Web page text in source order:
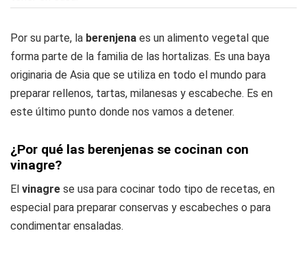
Por su parte, la berenjena es un alimento vegetal que
forma parte de la familia de las hortalizas. Es una baya
originaria de Asia que se utiliza en todo el mundo para
preparar rellenos, tartas, milanesas y escabeche. Es en
este último punto donde nos vamos a detener.
¿Por qué las berenjenas se cocinan con
vinagre?
El vinagre se usa para cocinar todo tipo de recetas, en
especial para preparar conservas y escabeches o para
condimentar ensaladas.